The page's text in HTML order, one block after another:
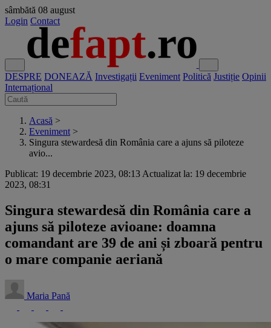
sâmbătă 08 august
Login Contact
DESPRE DONEAZĂ Investigații Eveniment Politică Justiție Opinii
Internațional
Acasă >
Eveniment >
Singura stewardesă din România care a ajuns să piloteze
avio...
Publicat: 19 decembrie 2023, 08:13 Actualizat la: 19 decembrie
2023, 08:31
Singura stewardesă din România care a
ajuns să piloteze avioane: doamna
comandant are 39 de ani și zboară pentru
o mare companie aeriană
Maria Pană